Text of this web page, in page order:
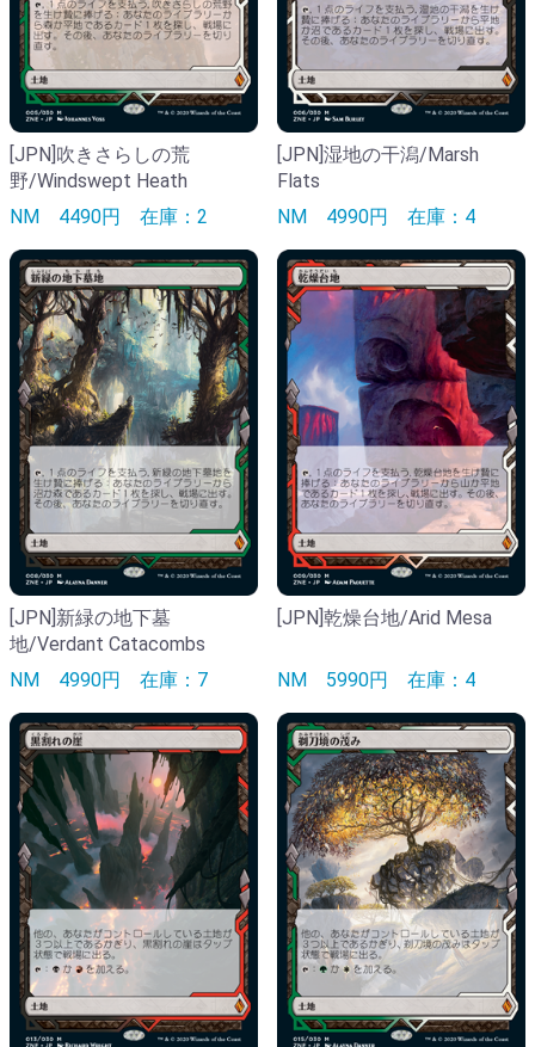
[JPN]吹きさらしの荒
野/Windswept Heath
NM 4490円 在庫：2
[JPN]湿地の干潟/Marsh
Flats
NM 4990円 在庫：4
[JPN]新緑の地下墓
地/Verdant Catacombs
NM 4990円 在庫：7
[JPN]乾燥台地/Arid Mesa
NM 5990円 在庫：4